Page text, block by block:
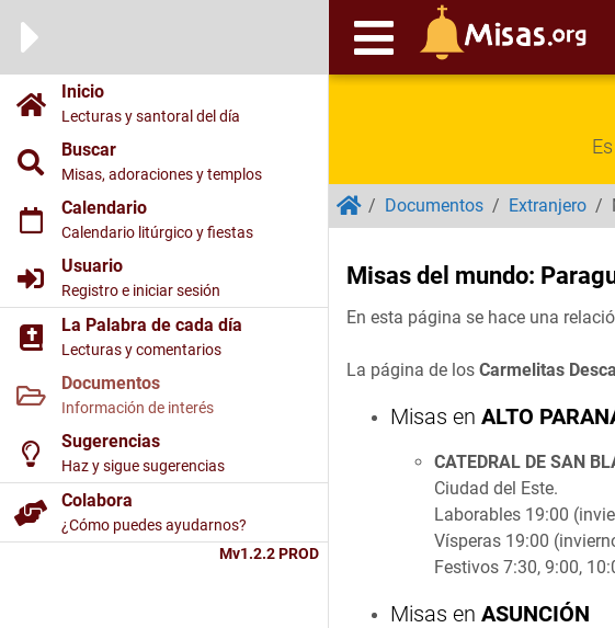
Inicio
Lecturas y santoral del día
Buscar
Misas, adoraciones y templos
Calendario
Calendario litúrgico y fiestas
Usuario
Registro e iniciar sesión
La Palabra de cada día
Lecturas y comentarios
Documentos
Información de interés
Sugerencias
Haz y sigue sugerencias
Colabora
¿Cómo puedes ayudarnos?
Mv1.2.2 PROD
/ Documentos / Extranjero /
Misas del mundo:
En esta página se hace una
La página de los Carmelitas
Misas en ALTO
CATEDRAL DE SAN
Ciudad del Este.
Laborables 19:00
Vísperas 19:00
Festivos 7:30, 9:00,
Misas en ASUNCIÓN